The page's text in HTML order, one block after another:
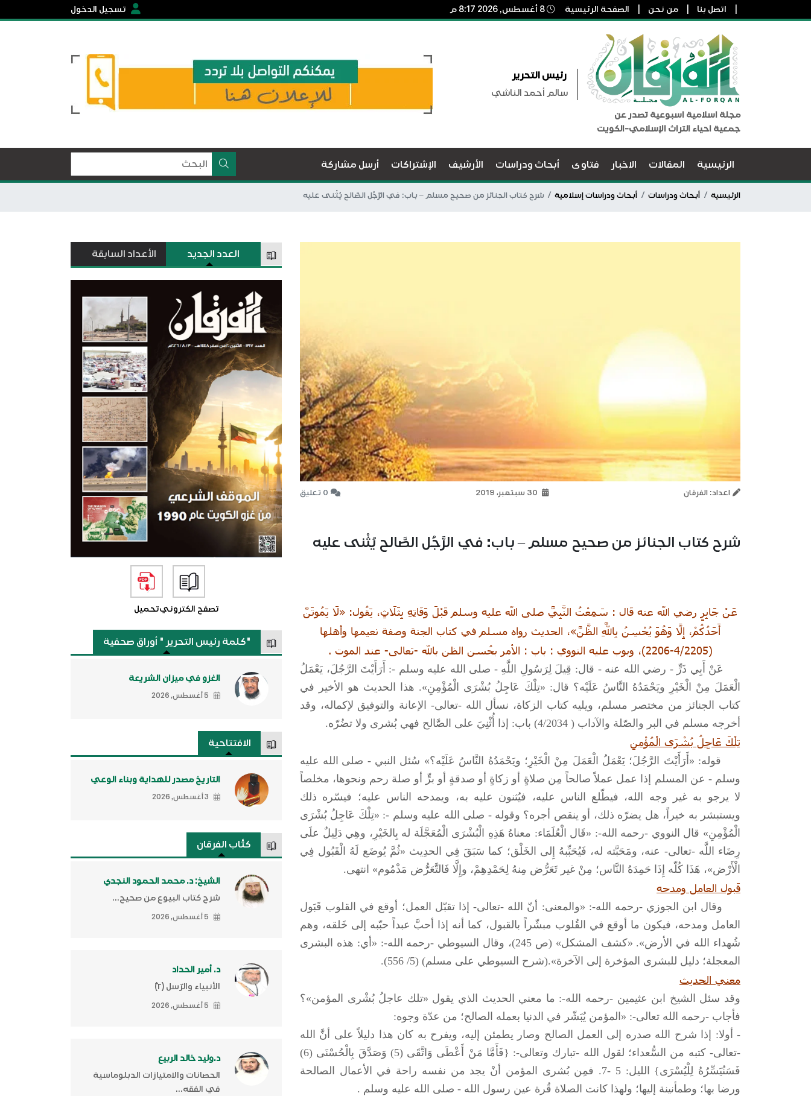
اتصل بنا من نحن الصفحة الرئيسية تسجيل الدخول
مجلة اسلامية اسبوعية تصدر عن
جمعية احياء التراث الإسلامي-الكويت
رئيس التحرير
سالم أحمد الناشي
الرئيسية المقالات الاخبار فتاوى أبحاث ودراسات الأرشيف الإشتراكات أرسل مشاركة
الرئيسية أبحاث ودراسات أبحاث ودراسات إسلامية شرح كتاب الجنائز من صحيح مسلم – باب: في الرَّجُل الصَّالح يُثْنى عليه
اعداد: الفرقان 0 تعليق
شرح كتاب الجنائز من صحيح مسلم – باب: في الرَّجُل الصَّالح يُثْنى عليه
عَنْ جَابِرٍ رضي الله عنه قَال : سَمِعْتُ النَّبِيَّ صلى الله عليه وسلم قَبْلَ وَفَاتِهِ بِثَلَاثٍ، يَقُول: «لَا يَمُوتَنَّ
أَحَدُكُمْ، إِلَّا وَهُوَ يُحْسِنُ بِاللَّهِ الظَّنَّ»، الحديث رواه مسلم في كتاب الجنة وصفة نعيمها وأهلها
(4/2205-2206)، وبوب عليه النووي : باب : الأمر بحُسن الظن بالله -تعالى- عند الموت .
عَنْ أَبِي ذَرٍّ - رضي الله عنه - قال: قِيلَ لِرَسُولِ اللَّهِ - صلى الله عليه وسلم -: أَرَأَيْتَ الرَّجُلَ، يَعْمَلُ
الْعَمَلَ مِنْ الْخَيْرِ ويَحْمَدُهُ النَّاسُ عَلَيْه؟ قال: «تِلْكَ عَاجِلُ بُشْرَى الْمُؤْمِنِ». هذا الحديث هو الأخير في
كتاب الجنائز من مختصر مسلم، ويليه كتاب الزكاة، نسأل الله -تعالى- الإعانة والتوفيق لإكماله، وقد
أخرجه مسلم في البر والصّلة والآداب ( 4/2034) باب: إذا أُثْنِيَ على الصَّالح فهي بُشرى ولا تضُرّه.
تِلْكَ عَاجِلُ بُشْرَى الْمُؤْمِنِ
قوله: «أَرَأَيْتَ الرَّجُلَ؛ يَعْمَلُ الْعَمَلَ مِنْ الْخَيْرِ؛ ويَحْمَدُهُ النَّاسُ عَلَيْه؟» سُئل النبي - صلى الله عليه
وسلم- عن المسلم إذا عمل عملاً صالحاً مِن صلاةٍ أو زكاةٍ أو صدقةٍ أو برٍّ أو صلة رحم ونحوها، مخلصاً
لا يرجو به غير وجه الله، فيطّلع الناس عليه، فيُثنون عليه به، ويمدحه الناس عليه؛ فيسّره ذلك
ويستبشر به خيراً، هل يضرّه ذلك، أو ينقص أجره؟ وقوله - صلى الله عليه وسلم -: «تِلْكَ عَاجِلُ بُشْرَى
الْمُؤْمِنِ» قال النووي -رحمه الله-: «قَال الْعُلَمَاء: معناهُ هَذِهِ الْبُشْرَى الْمُعَجَّلَة له بِالخَيْرِ، وهِي دَلِيلٌ علَى
رِضَاء اللَّه -تعالى- عنه، ومَحَبَّته له، فَيُحَبِّبهُ إِلى الخَلْق؛ كما سَبَقَ فِي الحدِيث «ثُمَّ يُوضَع لَهُ الْقَبُول فِي
الْأَرْض»، هَذَا كُلّه إِذَا حَمِدَهُ النَّاس؛ مِنْ غير تَعَرُّض مِنهُ لِحَمْدِهِمْ، وإِلَّا فَالتَّعَرُّض مَذْمُوم» انتهى.
قَبول العامل ومدحه
وقال ابن الجوزي -رحمه الله-: «والمعنى: أنّ الله -تعالى- إذا تقبّل العمل؛ أوقع في القلوب قَبَول
العامل ومدحه، فيكون ما أوقع في القُلوب مبشّراً بالقبول، كما أنه إذا أحبَّ عبداً حبّبه إلى خَلقه، وهم
شُهداء الله في الأرض». «كشف المشكل» (ص 245)، وقال السيوطي -رحمه الله-: «أي: هذه البشرى
المعجلة؛ دليل للبشرى المؤخرة إلى الآخرة».(شرح السيوطي على مسلم) (5/ 556).
معني الحديث
وقد سئل الشيخ ابن عثيمين -رحمه الله-: ما معني الحديث الذي يقول «تلك عاجلُ بُشْرى المؤمن»؟
فأجاب -رحمه الله تعالى-: «المؤمن يُبَشّر في الدنيا بعمله الصالح؛ من عدّة وجوه:
- أولا: إذا شرح الله صدره إلى العمل الصالح وصار يطمئن إليه، ويفرح به كان هذا دليلاً على أنَّ الله
-تعالى- كتبه من السُّعداء؛ لقول الله -تبارك وتعالى-: {فَأَمَّا مَنْ أَعْطَى وَاتَّقَى (5) وَصَدَّقَ بِالْحُسْنَى (6)
فَسَنُيَسِّرُهُ لِلْيُسْرَى} الليل: 5 -7. فمِن بُشرى المؤمن أنْ يجد من نفسه راحة في الأعمال الصالحة
ورضا بها؛ وطمأنينة إليها؛ ولهذا كانت الصلاة قُرة عين رسول الله - صلى الله عليه وسلم .
العدد الجديد الأعداد السابقة
تصفح الكترونيتحميل
"كلمة رئيس التحرير " أوراق صحفية
الغزو في ميزان الشريعة
5 أغسطس, 2026
الافتتاحية
التاريخ مصدر للهداية وبناء الوعي
3 أغسطس, 2026
كتَّاب الفرقان
الشيخ: د. محمد الحمود النجدي
شرح كتاب البيوع من صحيح...
5 أغسطس, 2026
د. أمير الحداد
الأنبياء والرّسل (٢)ّ
5 أغسطس, 2026
د.وليد خالد الربيع
الحصانات والامتيازات الدبلوماسية
في الفقه...